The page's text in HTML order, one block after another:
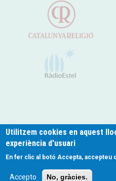
Footer
Política de Privacitat Politica
Utilitzem cookies en aquest
experiència d'usuari
En fer clic al botó Accepta, accepteu
Accepto No, gràcies.